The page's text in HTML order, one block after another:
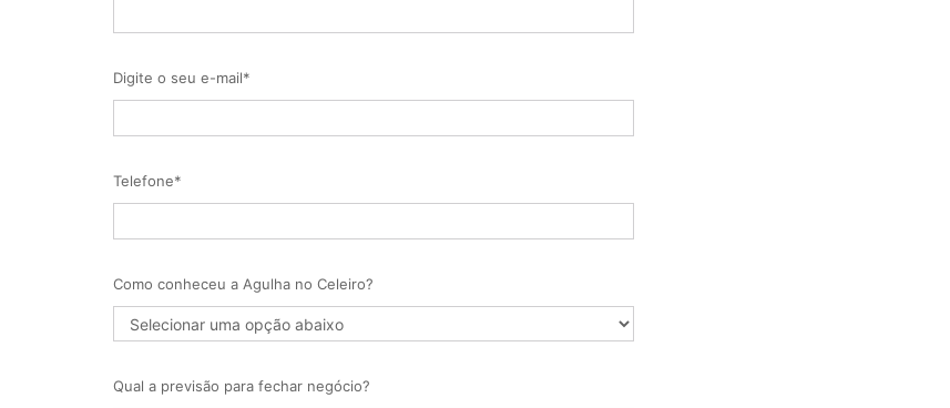
Digite o seu e-mail*
Telefone*
Como conheceu a Agulha no Celeiro?
Qual a previsão para fechar negócio?